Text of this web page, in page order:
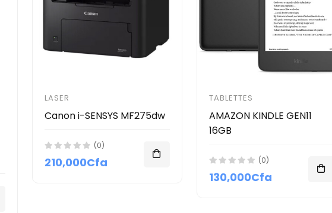
LASER
Canon i-SENSYS MF275dw
(0)
210,000Cfa
TABLETTES
AMAZON KINDLE GEN11
16GB
(0)
130,000Cfa